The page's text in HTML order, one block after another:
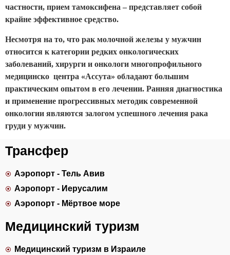
частности, прием тамоксифена – представляет собой
крайне эффективное средство.
Несмотря на то, что рак молочной железы у мужчин
относится к категории редких онкологических
заболеваний, хирурги и онкологи многопрофильного
медицинско центра «Ассута» обладают большим
практическим опытом в его лечении. Ранняя диагностика
и применение прогрессивных методик современной
онкологии являются залогом успешного лечения рака
груди у мужчин.
Трансфер
Аэропорт - Тель Авив
Аэропорт - Иерусалим
Аэропорт - Мёртвое море
Медицинский туризм
Медицинский туризм в Израиле